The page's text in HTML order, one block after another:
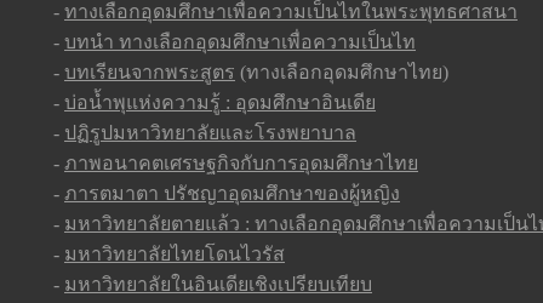
- ทางเลือกอุดมศึกษาเพื่อความเป็นไทในพระพุทธศาสนา
- บทนำ ทางเลือกอุดมศึกษาเพื่อความเป็นไท
- บทเรียนจากพระสูตร (ทางเลือกอุดมศึกษาไทย)
- บ่อน้ำพุแห่งความรู้ : อุดมศึกษาอินเดีย
- ปฏิรูปมหาวิทยาลัยและโรงพยาบาล
- ภาพอนาคตเศรษฐกิจกับการอุดมศึกษาไทย
- ภารตมาตา ปรัชญาอุดมศึกษาของผู้หญิง
- มหาวิทยาลัยตายแล้ว : ทางเลือกอุดมศึกษาเพื่อความเป็น
- มหาวิทยาลัยไทยโดนไวรัส
- มหาวิทยาลัยในอินเดียเชิงเปรียบเทียบ